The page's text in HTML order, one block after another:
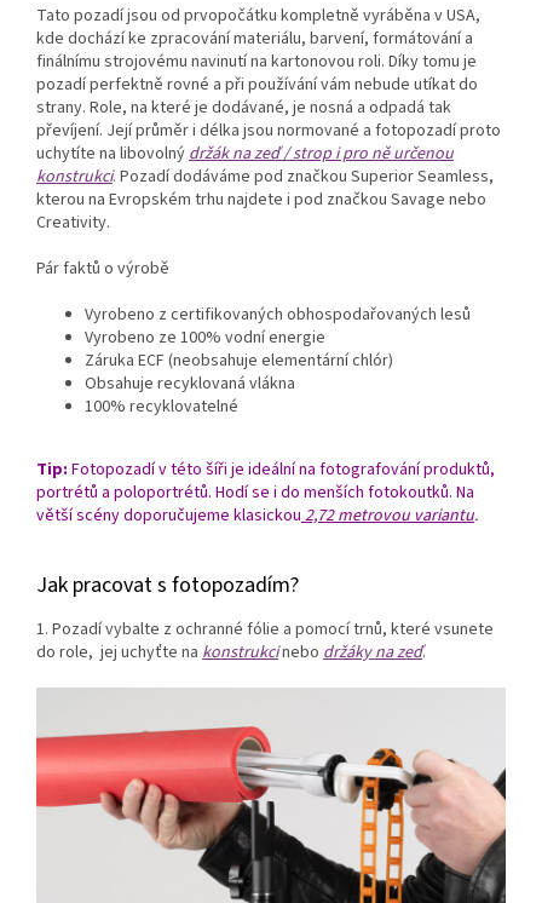
Tato pozadí jsou od prvopočátku kompletně vyráběna v USA,
kde dochází ke zpracování materiálu, barvení, formátování a
finálnímu strojovému navinutí na kartonovou roli. Díky tomu je
pozadí perfektně rovné a při používání vám nebude utíkat do
strany. Role, na které je dodávané, je nosná a odpadá tak
převíjení. Její průměr i délka jsou normované a fotopozadí proto
uchytíte na libovolnýdržák na zeď / strop i pro ně určenou
konstrukci. Pozadí dodáváme pod značkou Superior Seamless,
kterou na Evropském trhu najdete i pod značkou Savage nebo
Creativity.
Pár faktů o výrobě
Vyrobeno z certifikovaných obhospodařovaných lesů
Vyrobeno ze 100% vodní energie
Záruka ECF (neobsahuje elementární chlór)
Obsahuje recyklovaná vlákna
100% recyklovatelné
Tip: Fotopozadí v této šíři je ideální na fotografování produktů,
portrétů a poloportrétů. Hodí se i do menších fotokoutků. Na
větší scény doporučujeme klasickou2,72 metrovou variantu.
Jak pracovat s fotopozadím?
1. Pozadí vybalte z ochranné fólie a pomocí trnů, které vsunete
do role, jej uchyťte na konstrukcinebo držáky na zeď.